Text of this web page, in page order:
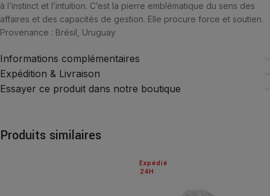
à l’instinct et l’intuition. C’est la pierre emblématique du sens des
affaires et des capacités de gestion. Elle procure force et soutien.
Provenance : Brésil, Uruguay
Informations complémentaires
Expédition & Livraison
Essayer ce produit dans notre boutique
Produits similaires
24H
Expédié